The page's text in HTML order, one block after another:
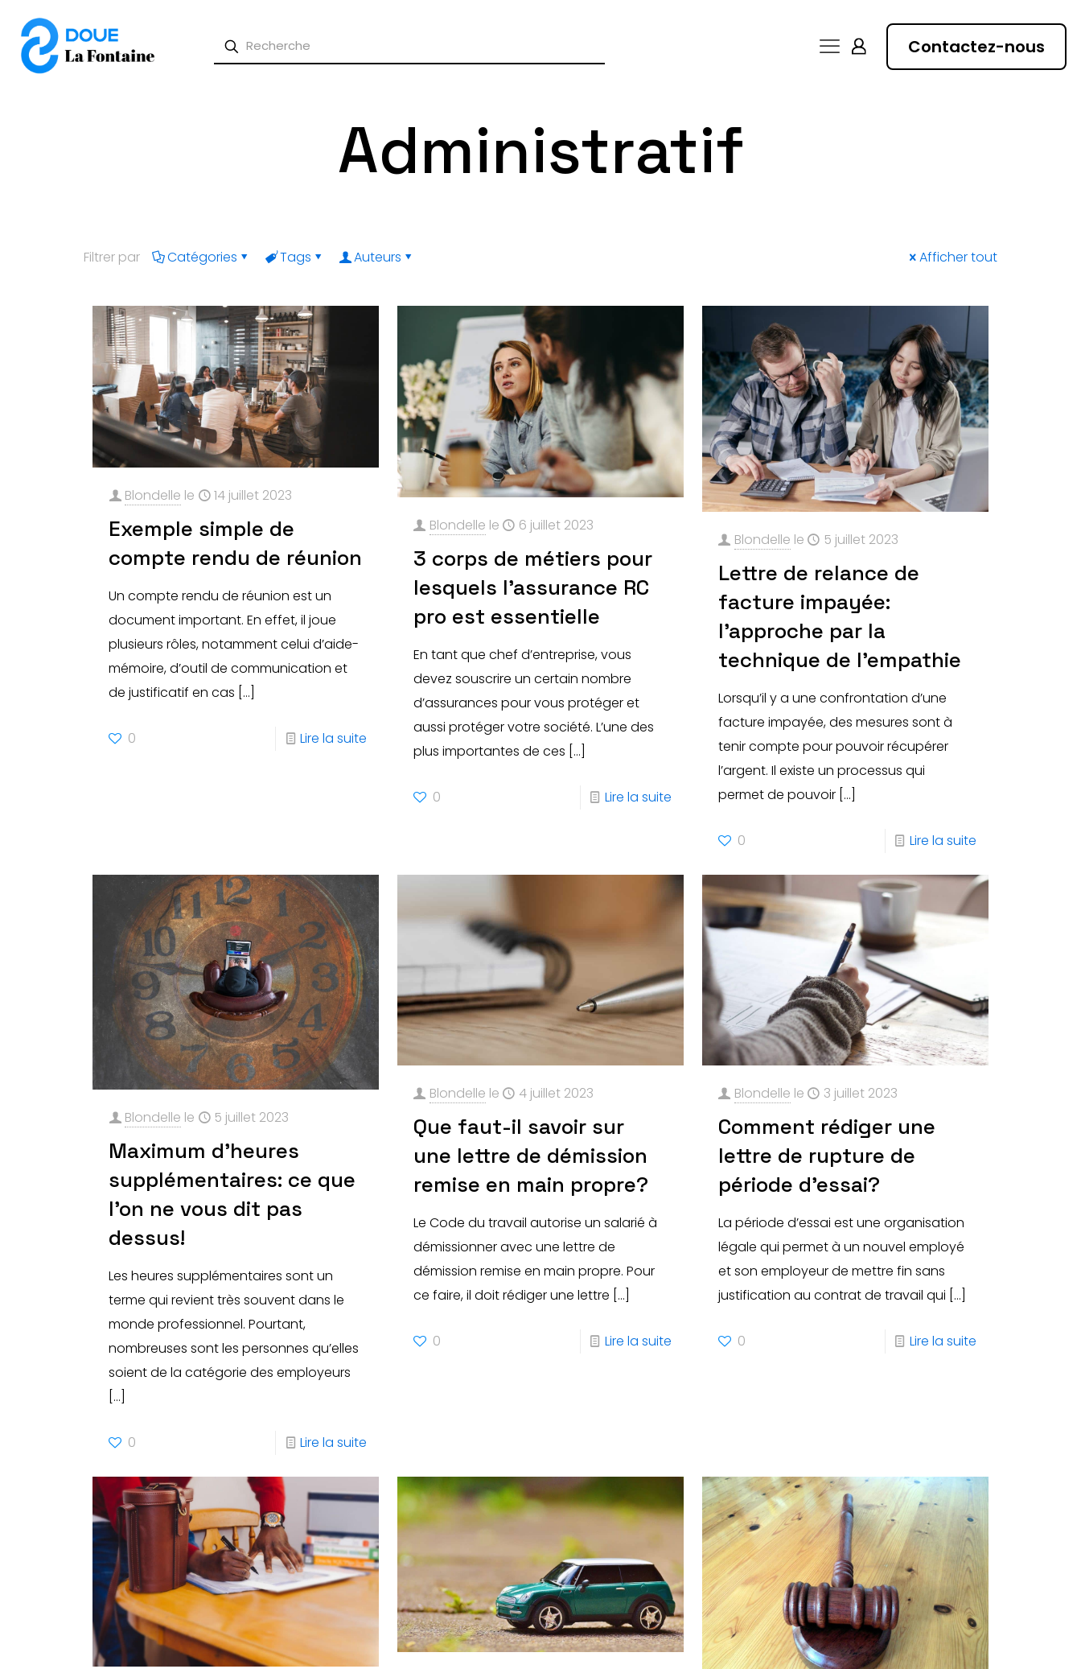
Contactez-nous
Administratif
Filtrer par Catégories Tags Auteurs Afficher tout
Blondelle le 14 juillet 2023
Exemple simple de
compte rendu de réunion
Un compte rendu de réunion est un
document important. En effet, il joue
plusieurs rôles, notamment celui d’aide-
mémoire, d’outil de communication et
de justificatif en cas […]
0 Lire la suite
Blondelle le 6 juillet 2023
3 corps de métiers pour
lesquels l’assurance RC
pro est essentielle
En tant que chef d’entreprise, vous
devez souscrire un certain nombre
d’assurances pour vous protéger et
aussi protéger votre société. L’une des
plus importantes de ces […]
0 Lire la suite
Blondelle le 5 juillet 2023
Lettre de relance de
facture impayée:
l’approche par la
technique de l’empathie
Lorsqu’il y a une confrontation d’une
facture impayée, des mesures sont à
tenir compte pour pouvoir récupérer
l’argent. Il existe un processus qui
permet de pouvoir[…]
0 Lire la suite
Blondelle le 5 juillet 2023
Maximum d’heures
supplémentaires: ce que
l’on ne vous dit pas
dessus!
Les heures supplémentaires sont un
terme qui revient très souvent dans le
monde professionnel. Pourtant,
nombreuses sont les personnes qu’elles
soient de la catégorie des employeurs
[…]
0 Lire la suite
Blondelle le 4 juillet 2023
Que faut-il savoir sur
une lettre de démission
remise en main propre?
Le Code du travail autorise un salarié à
démissionner avec une lettre de
démission remise en main propre. Pour
ce faire, il doit rédiger une lettre […]
0 Lire la suite
Blondelle le 3 juillet 2023
Comment rédiger une
lettre de rupture de
période d’essai?
La période d’essai est une organisation
légale qui permet à un nouvel employé
et son employeur de mettre fin sans
justification au contrat de travail qui […]
0 Lire la suite